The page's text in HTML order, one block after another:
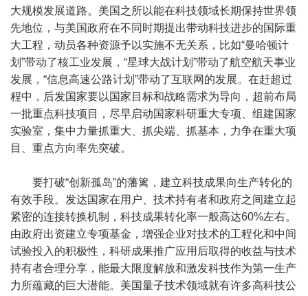
大规模发展道路。美国之所以能在科技领域长期保持世界领
先地位，与美国政府在不同时期提出带动科技进步的国际重
大工程，动员各种资源予以实施不无关系，比如“曼哈顿计
划”带动了核工业发展，“星球大战计划”带动了航空航天事业
发展，“信息高速公路计划”带动了互联网的发展。在赶超过
程中，后发国家要以国家目标和战略需求为导向，超前布局
一批重点科技项目，尽早启动国家科研重大专项、组建国家
实验室，集中力量抓重大、抓尖端、抓基本，力争在重大项
目、重点方向率先突破。
要打破“创新孤岛”的藩篱，建立科技成果向生产转化的
有效手段。发达国家在用户、技术持有者和政府之间建立起
紧密的连接转换机制，科技成果转化率一般高达60%左右。
由政府出资建立专项基金，增强企业对技术的工程化和中间
试验投入的积极性，科研成果推广应用后取得的收益与技术
持有者合理分享，能最大限度解放和激发科技作为第一生产
力所蕴藏的巨大潜能。美国量子技术领域就有许多高科技公